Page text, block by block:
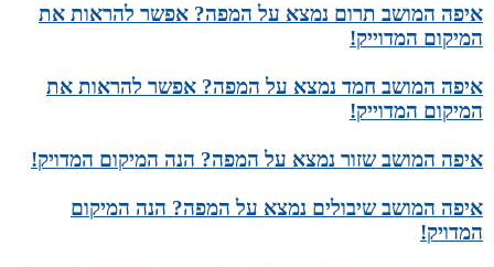
איפה המושב תרום נמצא על המפה? אפשר להראות את
המיקום המדוייק!
איפה המושב חמד נמצא על המפה? אפשר להראות את
המיקום המדוייק!
איפה המושב שזור נמצא על המפה? הנה המיקום המדויק!
איפה המושב שיבולים נמצא על המפה? הנה המיקום
המדויק!